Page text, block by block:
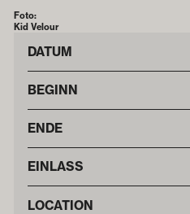
Foto:
Kid Velour
DATUM
BEGINN
ENDE
EINLASS
LOCATION